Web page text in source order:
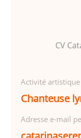
CV
Activité
Chanteuse
Adresse e-mail